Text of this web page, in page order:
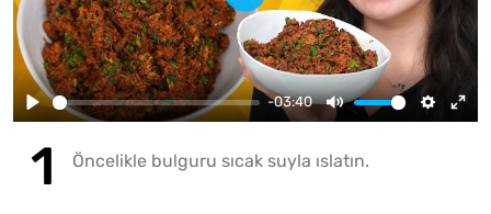
-03:40
Öncelikle bulguru sıcak suyla ıslatın.